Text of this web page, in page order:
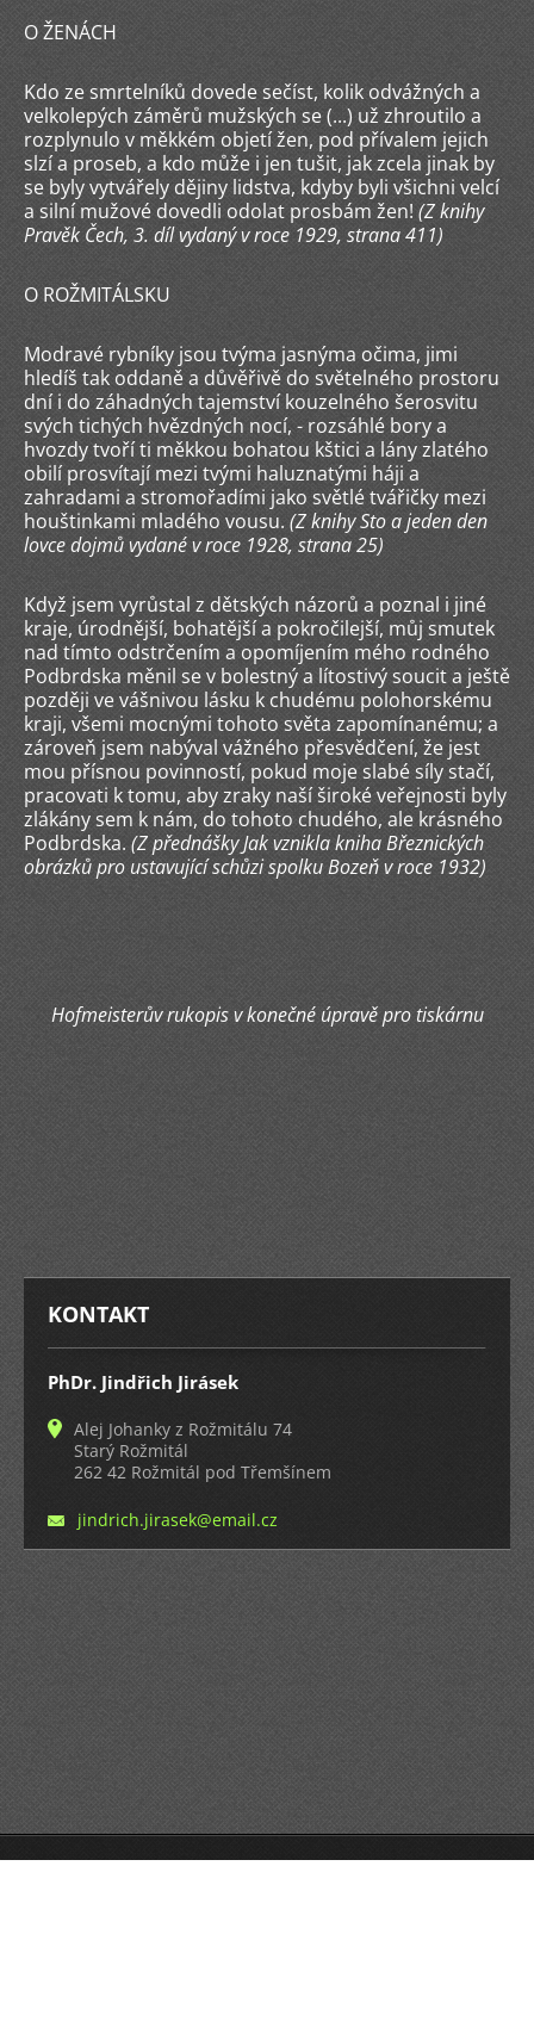
O ŽENÁCH
Kdo ze smrtelníků dovede sečíst, kolik odvážných a
velkolepých záměrů mužských se (...) už zhroutilo a
rozplynulo v měkkém objetí žen, pod přívalem jejich
slzí a proseb, a kdo může i jen tušit, jak zcela jinak by
se byly vytvářely dějiny lidstva, kdyby byli všichni velcí
a silní mužové dovedli odolat prosbám žen! (Z knihy
Pravěk Čech, 3. díl vydaný v roce 1929, strana 411)
O ROŽMITÁLSKU
Modravé rybníky jsou tvýma jasnýma očima, jimi
hledíš tak oddaně a důvěřivě do světelného prostoru
dní i do záhadných tajemství kouzelného šerosvitu
svých tichých hvězdných nocí, - rozsáhlé bory a
hvozdy tvoří ti měkkou bohatou kštici a lány zlatého
obilí prosvítají mezi tvými haluznatými háji a
zahradami a stromořadími jako světlé tvářičky mezi
houštinkami mladého vousu. (Z knihy Sto a jeden den
lovce dojmů vydané v roce 1928, strana 25)
Když jsem vyrůstal z dětských názorů a poznal i jiné
kraje, úrodnější, bohatější a pokročilejší, můj smutek
nad tímto odstrčením a opomíjením mého rodného
Podbrdska měnil se v bolestný a lítostivý soucit a ještě
později ve vášnivou lásku k chudému polohorskému
kraji, všemi mocnými tohoto světa zapomínanému; a
zároveň jsem nabýval vážného přesvědčení, že jest
mou přísnou povinností, pokud moje slabé síly stačí,
pracovati k tomu, aby zraky naší široké veřejnosti byly
zlákány sem k nám, do tohoto chudého, ale krásného
Podbrdska. (Z přednášky Jak vznikla kniha Březnických
obrázků pro ustavující schůzi spolku Bozeň v roce 1932)
Hofmeisterův rukopis v konečné úpravě pro tiskárnu
KONTAKT
PhDr. Jindřich Jirásek
Alej Johanky z Rožmitálu 74
Starý Rožmitál
262 42 Rožmitál pod Třemšínem
jindrich.jirasek@email.cz